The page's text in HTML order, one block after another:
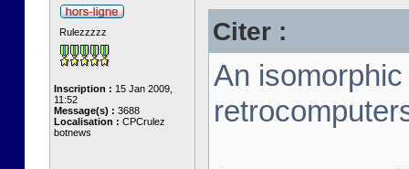
Rulezzzzz
Inscription : 15 Jan 2009,
11:52
Message(s) : 3688
Localisation : CPCrulez
botnews
Citer :
An